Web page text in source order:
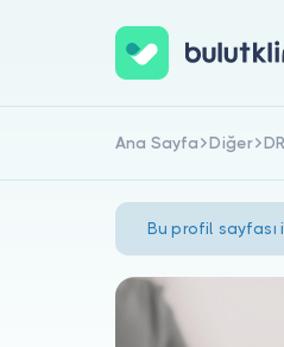
Ana Sayfa Diğer
Bu profil